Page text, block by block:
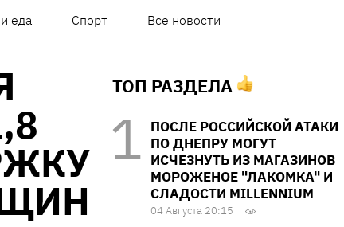
еда Спорт Все новости
ТОП РАЗДЕЛА
ПОСЛЕ РОССИЙСКОЙ АТАКИ
ПО ДНЕПРУ МОГУТ
ИСЧЕЗНУТЬ ИЗ МАГАЗИНОВ
МОРОЖЕНОЕ "ЛАКОМКА" И
СЛАДОСТИ MILLENNIUM
04 Августа 20:15